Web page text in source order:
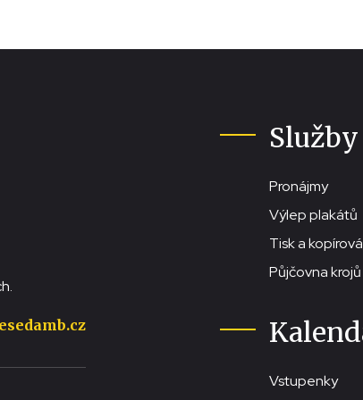
Služby
Pronájmy
Výlep plakátů
Tisk a
Půjčovna
Vstupenky